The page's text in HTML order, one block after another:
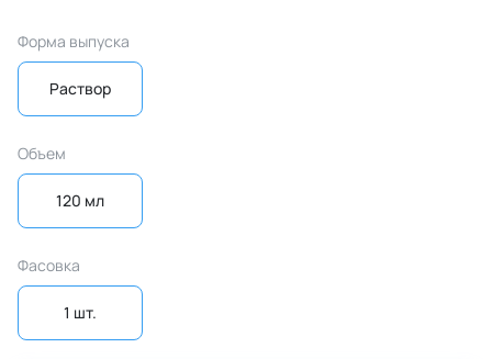
Форма выпуска
Раствор
Объем
120 мл
Фасовка
1 шт.